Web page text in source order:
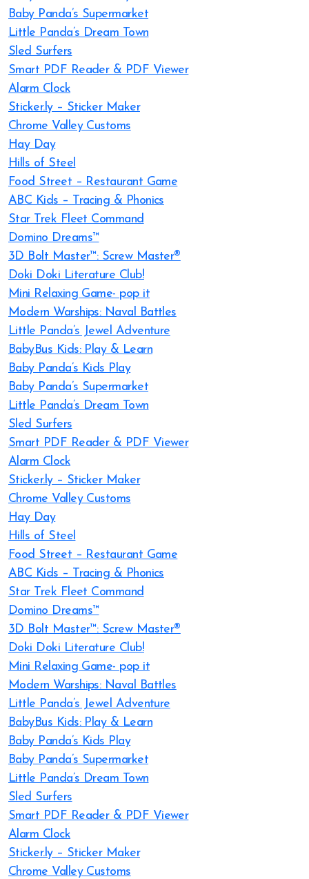
Baby Panda’s Supermarket
Little Panda’s Dream Town
Sled Surfers
Smart PDF Reader & PDF Viewer
Alarm Clock
Sticker.ly – Sticker Maker
Chrome Valley Customs
Hay Day
Hills of Steel
Food Street – Restaurant Game
ABC Kids – Tracing & Phonics
Star Trek Fleet Command
Domino Dreams™
3D Bolt Master™: Screw Master®
Doki Doki Literature Club!
Mini Relaxing Game- pop it
Modern Warships: Naval Battles
Little Panda’s Jewel Adventure
BabyBus Kids: Play & Learn
Baby Panda’s Kids Play
Baby Panda’s Supermarket
Little Panda’s Dream Town
Sled Surfers
Smart PDF Reader & PDF Viewer
Alarm Clock
Sticker.ly – Sticker Maker
Chrome Valley Customs
Hay Day
Hills of Steel
Food Street – Restaurant Game
ABC Kids – Tracing & Phonics
Star Trek Fleet Command
Domino Dreams™
3D Bolt Master™: Screw Master®
Doki Doki Literature Club!
Mini Relaxing Game- pop it
Modern Warships: Naval Battles
Little Panda’s Jewel Adventure
BabyBus Kids: Play & Learn
Baby Panda’s Kids Play
Baby Panda’s Supermarket
Little Panda’s Dream Town
Sled Surfers
Smart PDF Reader & PDF Viewer
Alarm Clock
Sticker.ly – Sticker Maker
Chrome Valley Customs